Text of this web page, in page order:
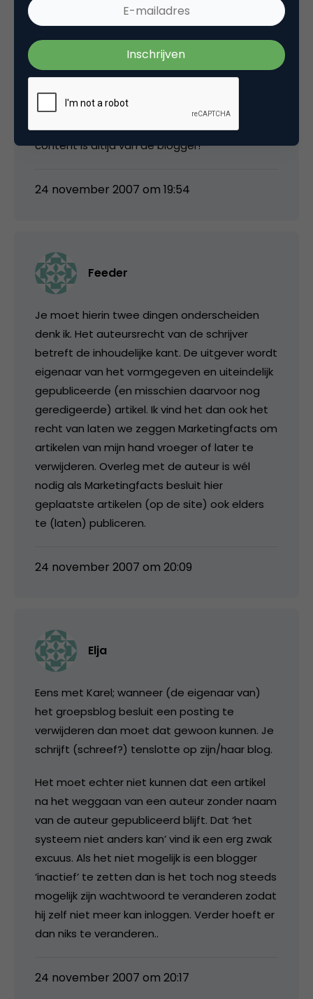
blogger die belastende teksten zou schrijven
aangeklaagd kan worden. Daarmee wordt
indirect gezegd dat alleen de blogger zelf
eigenlijk het omgekeerde bewijs van het
auteursrecht van de blogger. Dus JA! de
content is altijd van de blogger!
24 november 2007 om 19:54
Feeder
Je moet hierin twee dingen onderscheiden
denk ik. Het auteursrecht van de schrijver
betreft de inhoudelijke kant. De uitgever wordt
eigenaar van het vormgegeven en uiteindelijk
gepubliceerde (en misschien daarvoor nog
geredigeerde) artikel. Ik vind het dan ook het
recht van laten we zeggen Marketingfacts om
artikelen van mijn hand vroeger of later te
verwijderen. Overleg met de auteur is wél
nodig als Marketingfacts besluit hier
geplaatste artikelen (op de site) ook elders
te (laten) publiceren.
24 november 2007 om 20:09
Elja
Eens met Karel; wanneer (de eigenaar van)
het groepsblog besluit een posting te
verwijderen dan moet dat gewoon kunnen. Je
schrijft (schreef?) tenslotte op zijn/haar blog.
Het moet echter niet kunnen dat een artikel
na het weggaan van een auteur zonder naam
van de auteur gepubliceerd blijft. Dat ‘het
systeem niet anders kan’ vind ik een erg zwak
excuus. Als het niet mogelijk is een blogger
‘inactief’ te zetten dan is het toch nog steeds
mogelijk zijn wachtwoord te veranderen zodat
hij zelf niet meer kan inloggen. Verder hoeft er
dan niks te veranderen..
24 november 2007 om 20:17